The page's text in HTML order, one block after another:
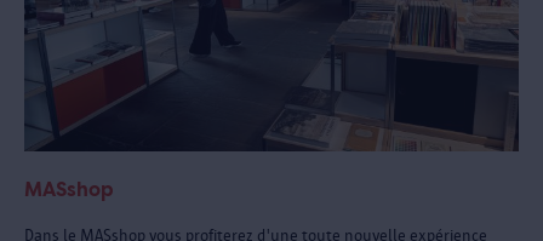
MASshop
Dans le MASshop vous profiterez d'une toute nouvelle expérience